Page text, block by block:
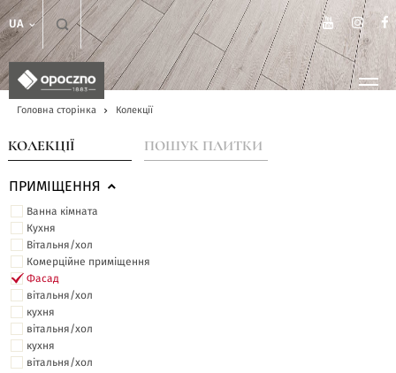
UA
Головна сторінка Колекції
КОЛЕКЦІЇ ПОШУК ПЛИТКИ
ПРИМІЩЕННЯ
Ванна кімната
Кухня
Вітальня/хол
Комерційне приміщення
Фасад
вітальня/хол
кухня
вітальня/хол
кухня
вітальня/хол